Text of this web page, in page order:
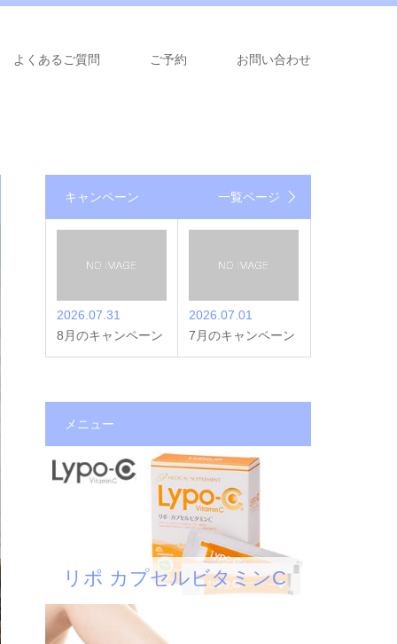
よくあるご質問 ご予約 お問い合わせ
キャンペーン 一覧ページ
2026.07.31
8月のキャンペーン
2026.07.01
7月のキャンペーン
メニュー
リポ カプセルビタミンC